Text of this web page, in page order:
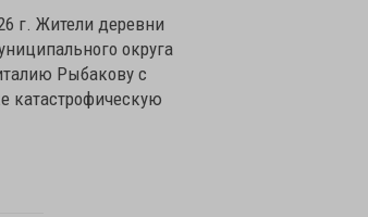
г. Жители деревни
округа
Рыбакову с
катастрофическую